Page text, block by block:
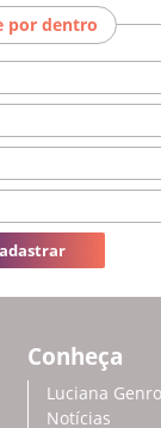
por dentro
Conheça
Luciana Genro
Notícias